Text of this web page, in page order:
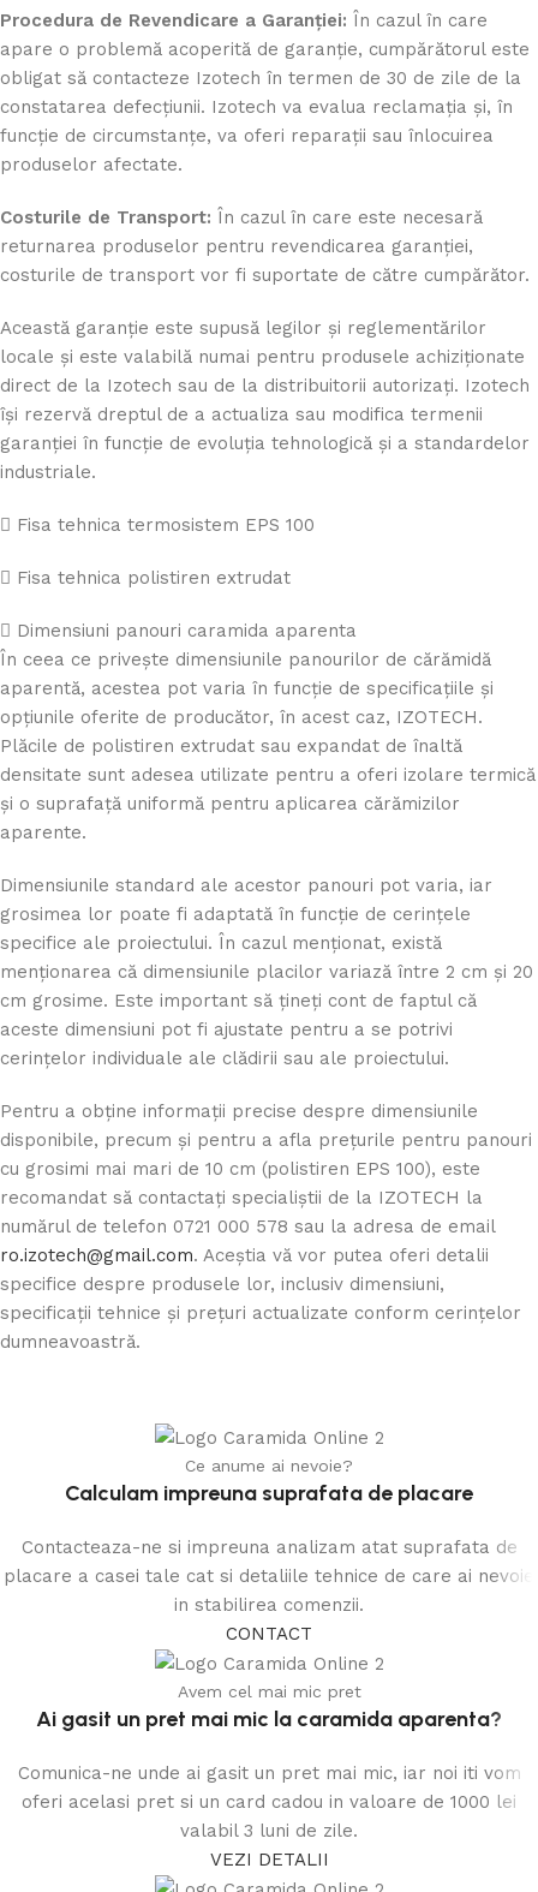
Procedura de Revendicare a Garanției: În cazul în care
apare o problemă acoperită de garanție, cumpărătorul este
obligat să contacteze Izotech în termen de 30 de zile de la
constatarea defecțiunii. Izotech va evalua reclamația și, în
funcție de circumstanțe, va oferi reparații sau înlocuirea
produselor afectate.
Costurile de Transport: În cazul în care este necesară
returnarea produselor pentru revendicarea garanției,
costurile de transport vor fi suportate de către cumpărător.
Această garanție este supusă legilor și reglementărilor
locale și este valabilă numai pentru produsele achiziționate
direct de la Izotech sau de la distribuitorii autorizați. Izotech
își rezervă dreptul de a actualiza sau modifica termenii
garanției în funcție de evoluția tehnologică și a standardelor
industriale.
Fisa tehnica termosistem EPS 100
Fisa tehnica polistiren extrudat
Dimensiuni panouri caramida aparenta
În ceea ce privește dimensiunile panourilor de cărămidă
aparentă, acestea pot varia în funcție de specificațiile și
opțiunile oferite de producător, în acest caz, IZOTECH.
Plăcile de polistiren extrudat sau expandat de înaltă
densitate sunt adesea utilizate pentru a oferi izolare termică
și o suprafață uniformă pentru aplicarea cărămizilor
aparente.
Dimensiunile standard ale acestor panouri pot varia, iar
grosimea lor poate fi adaptată în funcție de cerințele
specifice ale proiectului. În cazul menționat, există
menționarea că dimensiunile placilor variază între 2 cm și 20
cm grosime. Este important să țineți cont de faptul că
aceste dimensiuni pot fi ajustate pentru a se potrivi
cerințelor individuale ale clădirii sau ale proiectului.
Pentru a obține informații precise despre dimensiunile
disponibile, precum și pentru a afla prețurile pentru panouri
cu grosimi mai mari de 10 cm (polistiren EPS 100), este
recomandat să contactați specialiștii de la IZOTECH la
numărul de telefon 0721 000 578 sau la adresa de email
ro.izotech@gmail.com. Aceștia vă vor putea oferi detalii
specifice despre produsele lor, inclusiv dimensiuni,
specificații tehnice și prețuri actualizate conform cerințelor
dumneavoastră.
Ce anume ai nevoie?
Calculam impreuna suprafata de placare
Contacteaza-ne si impreuna analizam atat suprafata de
placare a casei tale cat si detaliile tehnice de care ai nevoie
in stabilirea comenzii.
CONTACT
Avem cel mai mic pret
Ai gasit un pret mai mic la caramida aparenta?
Comunica-ne unde ai gasit un pret mai mic, iar noi iti vom
oferi acelasi pret si un card cadou in valoare de 1000 lei
valabil 3 luni de zile.
VEZI DETALII